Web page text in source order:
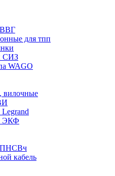
для тпп
СИЗ
WAGO
вилочные
ЭКФ
кабель